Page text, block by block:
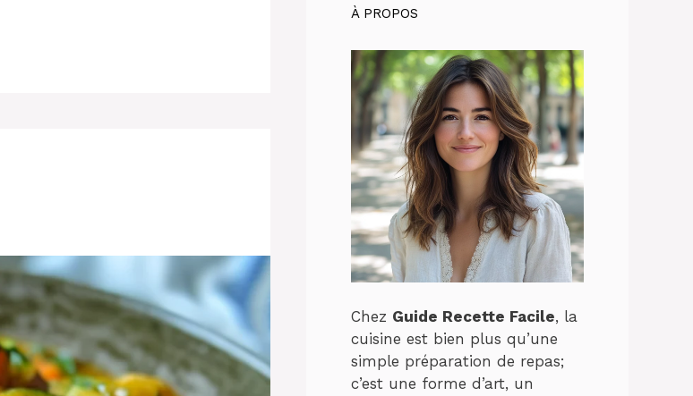
À PROPOS
Chez Guide Recette Facile, la
cuisine est bien plus qu’une
simple préparation de repas;
c’est une forme d’art, un